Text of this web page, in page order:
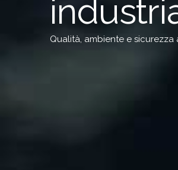
Qualità, ambiente e